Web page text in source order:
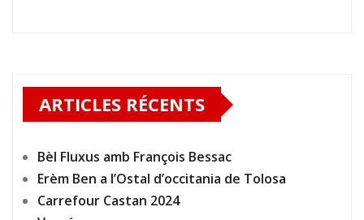
ARTICLES RÉCENTS
Bèl Fluxus amb François Bessac
Erèm Ben a l’Ostal d’occitania de Tolosa
Carrefour Castan 2024